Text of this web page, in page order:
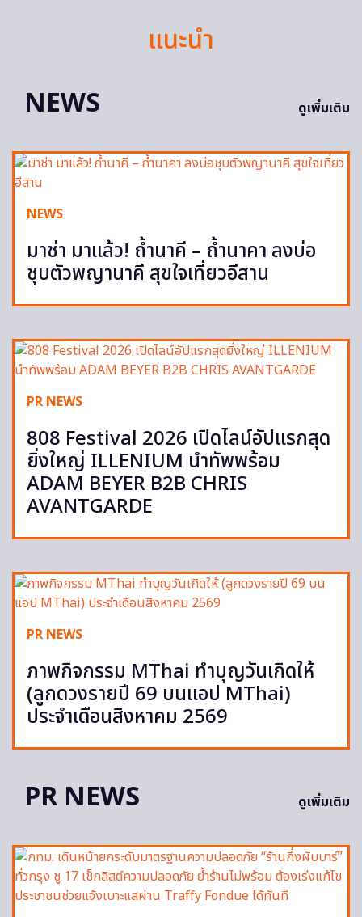
แนะนำ
NEWS
ดูเพิ่มเติม
NEWS
มาช่า มาแล้ว! ถ้ำนาคี – ถ้ำนาคา ลงบ่อ
ชุบตัวพญานาคี สุขใจเที่ยวอีสาน
PR NEWS
808 Festival 2026 เปิดไลน์อัปแรกสุด
ยิ่งใหญ่ ILLENIUM นำทัพพร้อม
ADAM BEYER B2B CHRIS
AVANTGARDE
PR NEWS
ภาพกิจกรรม MThai ทำบุญวันเกิดให้
(ลูกดวงรายปี 69 บนแอป MThai)
ประจำเดือนสิงหาคม 2569
PR NEWS ดูเพิ่มเติม